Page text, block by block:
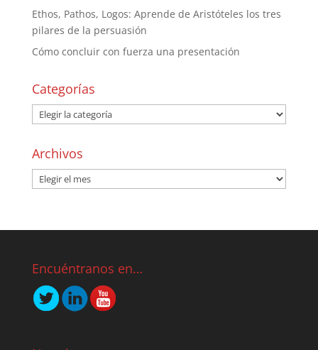
Ethos, Pathos, Logos: Aprende de Aristóteles los tres
pilares de la persuasión
Cómo concluir con fuerza una presentación
Categorías
Archivos
Encuéntranos en…